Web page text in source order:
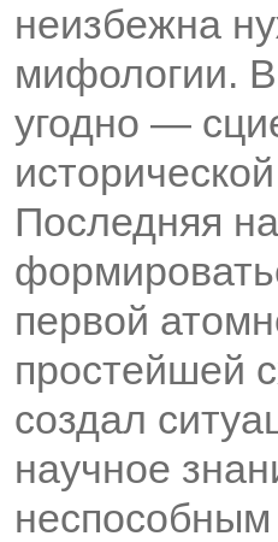
неизбежна
мифологии. В
угодно ―
Последняя
первой
простейшей
создал
научное